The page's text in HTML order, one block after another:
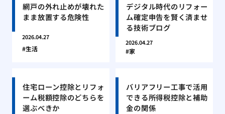
網戸の外れ止めが壊れた
まま放置する危険性
2026.04.27
生活
デジタル時代のリフォー
ム確定申告を賢く済ませ
る技術ブログ
2026.04.27
家
住宅ローン控除とリフォ
ーム税額控除のどちらを
選ぶべきか
バリアフリー工事で活用
できる所得税控除と補助
金の関係